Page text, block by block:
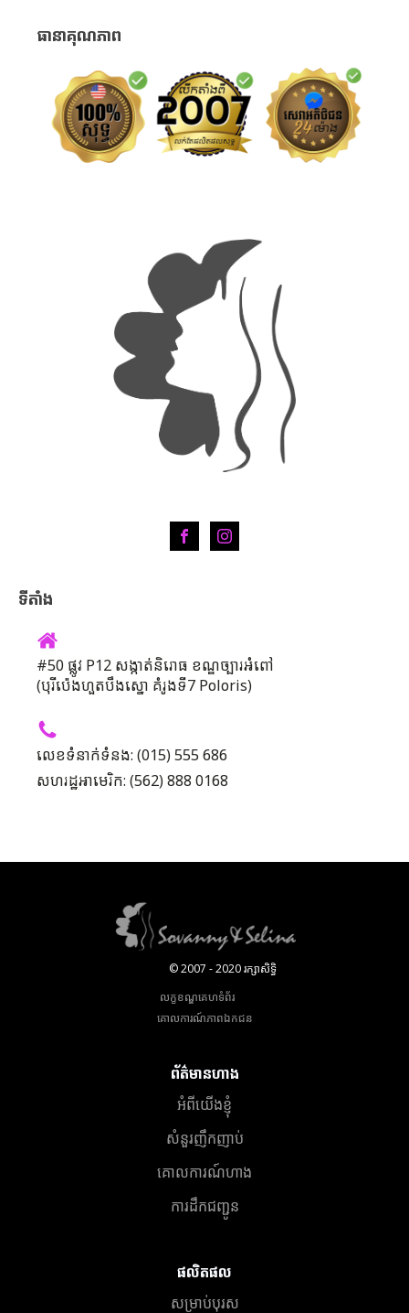
ធានាគុណភាព
ទីតាំង
#50 ផ្លូវ P12 សង្កាត់និរោធ ខណ្ឌច្បារអំពៅ
(បុរីប៉េងហួតបឹងស្នោ គំរូងទី7 Poloris)
លេខទំនាក់ទំនង: (015) 555 686
សហរដ្ឋអាមេរិក: (562) 888 0168
© 2007 - 2020 រក្សាសិទ្ធិ
លក្ខខណ្ឌគេហទំព័រ
គោលការណ៍​ភាព​ឯកជន
ព័ត៌មានហាង
អំពីយើងខ្ញុំ
សំនួរញឹកញាប់
គោលការណ៍ហាង
ការដឹកជញ្ជូន
ផលិតផល
សម្រាប់បុរស